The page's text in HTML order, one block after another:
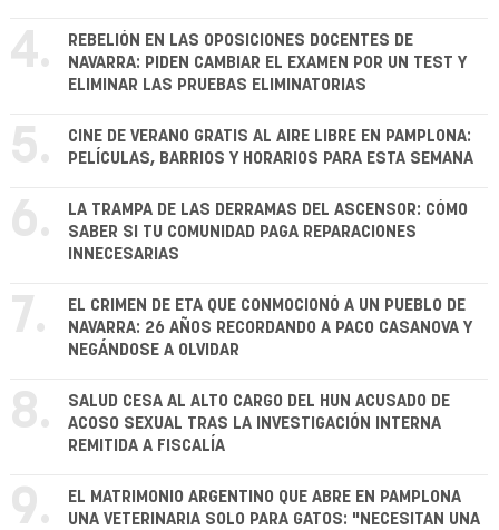
4.
REBELIÓN EN LAS OPOSICIONES DOCENTES DE
NAVARRA: PIDEN CAMBIAR EL EXAMEN POR UN TEST Y
ELIMINAR LAS PRUEBAS ELIMINATORIAS
5.
CINE DE VERANO GRATIS AL AIRE LIBRE EN PAMPLONA:
PELÍCULAS, BARRIOS Y HORARIOS PARA ESTA SEMANA
6.
LA TRAMPA DE LAS DERRAMAS DEL ASCENSOR: CÓMO
SABER SI TU COMUNIDAD PAGA REPARACIONES
INNECESARIAS
7.
EL CRIMEN DE ETA QUE CONMOCIONÓ A UN PUEBLO DE
NAVARRA: 26 AÑOS RECORDANDO A PACO CASANOVA Y
NEGÁNDOSE A OLVIDAR
8.
SALUD CESA AL ALTO CARGO DEL HUN ACUSADO DE
ACOSO SEXUAL TRAS LA INVESTIGACIÓN INTERNA
REMITIDA A FISCALÍA
9.
EL MATRIMONIO ARGENTINO QUE ABRE EN PAMPLONA
UNA VETERINARIA SOLO PARA GATOS: "NECESITAN UNA